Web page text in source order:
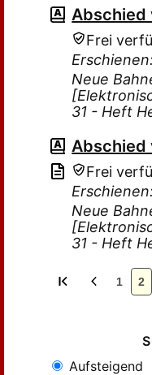
Abschied
Frei
Neue
31 - Heft
Abschied
Frei
Neue
31 - Heft
1 2
Aufsteigend